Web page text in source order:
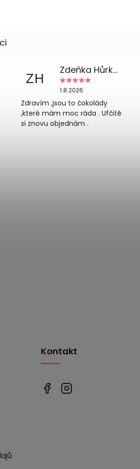
ZH
Zdeňka Hůrková
1.8.2026
Zdravím ,jsou to čokolády
,které màm moc ráda . Ufčitě
si znovu objednám .
Kontakt